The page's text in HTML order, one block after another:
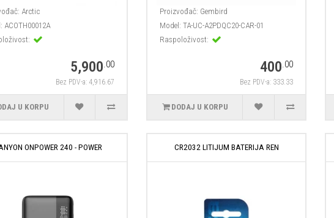
Arctic
ACOTH00012A
5,900.00
Bez PDV-a: 4,916.67
U KORPU
Proizvođač: Gembird
Model: TA-UC-A2PDQC20-CAR-01
Raspoloživost:
400.00
Bez PDV-a: 333.33
DODAJ U KORPU
ONPOWER 240 - POWER CR2032 LITIJUM BATERIJA REN